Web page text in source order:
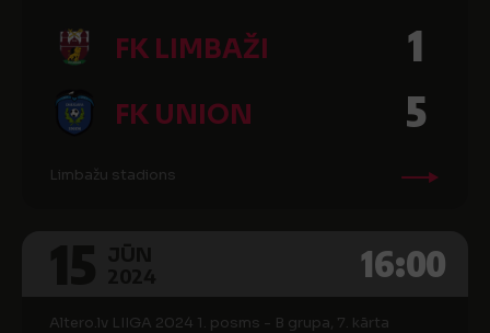
FK LIMBAŽI 1
FK UNION 5
Limbažu stadions
16:00
Altero.lv LIIGA 2024 1. posms - B grupa, 7. kārta